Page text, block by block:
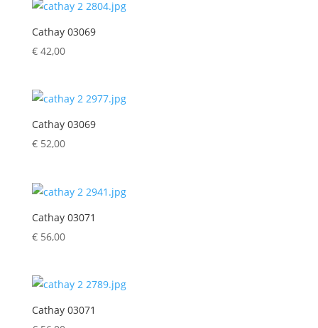
Cathay 03069
€42,00
Cathay 03069
€52,00
Cathay 03071
€56,00
Cathay 03071